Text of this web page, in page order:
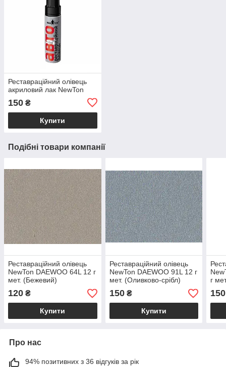
Реставраційний олівець
акриловий лак NewTon
150 ₴
Купити
Подібні товари компанії
Реставраційний олівець
NewTon DAEWOO 64L 12 г
мет. (Бежевий)
120 ₴
Купити
Реставраційний олівець
NewTon DAEWOO 91L 12 г
мет. (Оливково-срібл)
150₴
Купити
г
150
Про нас
94% позитивних з 36 відгуків за рік